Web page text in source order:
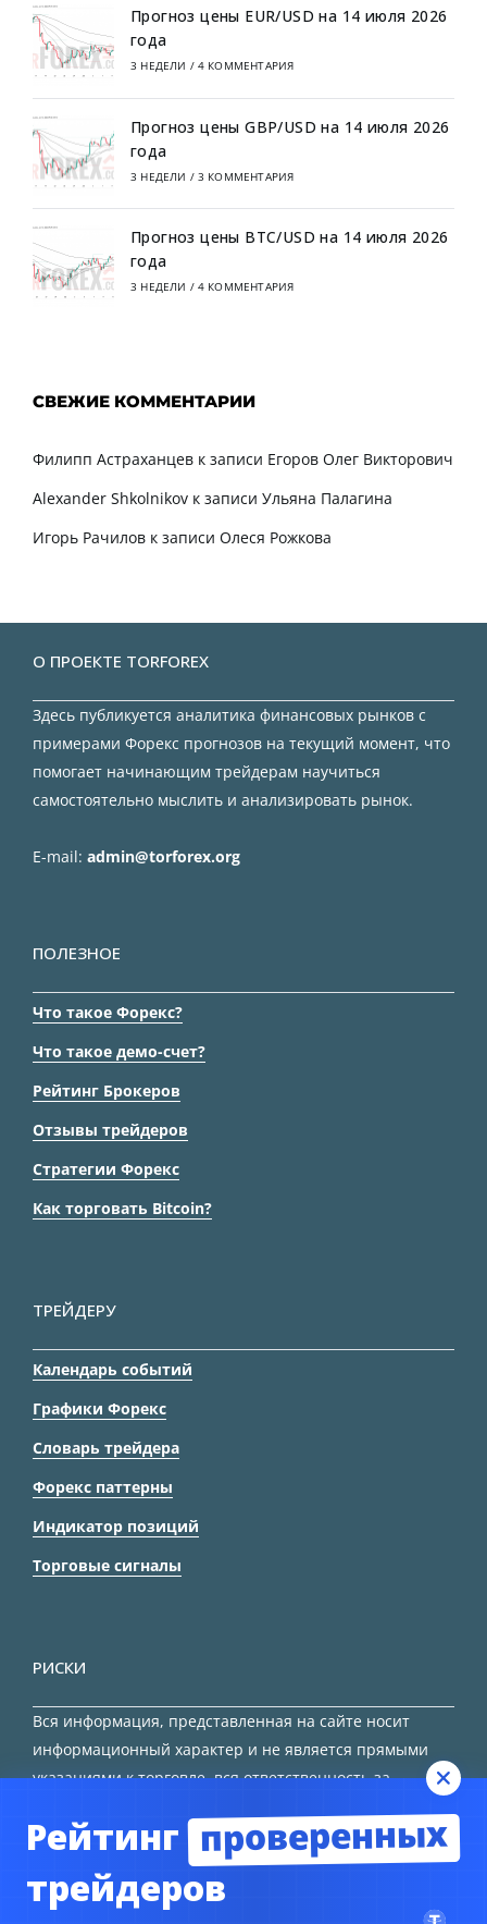
Прогноз цены EUR/USD на 14 июля 2026
года
3 НЕДЕЛИ / 4 КОММЕНТАРИЯ
Прогноз цены GBP/USD на 14 июля 2026
года
3 НЕДЕЛИ / 3 КОММЕНТАРИЯ
Прогноз цены BTC/USD на 14 июля 2026
года
3 НЕДЕЛИ / 4 КОММЕНТАРИЯ
СВЕЖИЕ КОММЕНТАРИИ
Филипп Астраханцев к записи Егоров Олег Викторович
Alexander Shkolnikov к записи Ульяна Палагина
Игорь Рачилов к записи Олеся Рожкова
О ПРОЕКТЕ TORFOREX
Здесь публикуется аналитика финансовых рынков с
примерами Форекс прогнозов на текущий момент, что
помогает начинающим трейдерам научиться
самостоятельно мыслить и анализировать рынок.
E-mail: admin@torforex.org
ПОЛЕЗНОЕ
Что такое Форекс?
Что такое демо-счет?
Рейтинг Брокеров
Отзывы трейдеров
Стратегии Форекс
Как торговать Bitcoin?
ТРЕЙДЕРУ
Календарь событий
Графики Форекс
Словарь трейдера
Форекс паттерны
Индикатор позиций
Торговые сигналы
РИСКИ
Вся информация, представленная на сайте носит
информационный характер и не является прямыми
указаниями к торговле, вся ответственность за
Рейтинг проверенных
трейдеров